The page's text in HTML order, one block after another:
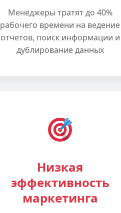
Менеджеры тратят до 40%
рабочего времени на ведение
отчетов, поиск информации и
дублирование данных
Низкая
эффективность
маркетинга